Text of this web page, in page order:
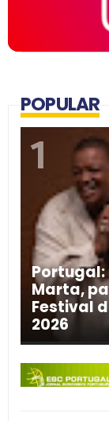
POPULAR
Portugal:
Marta,
Festival
2026